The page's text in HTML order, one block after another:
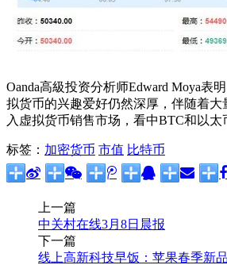
Oanda高級投资分析师Edward Moya表
拟货币的兴趣爱好仍然深厚，伴随着大
入虚拟货币销售市场，看中BTC和以太
标签： 加密货币 市值 比特币
上一篇
中关村在线3月8日晨报
下一篇
线上高新科技早饭：苹果春季新